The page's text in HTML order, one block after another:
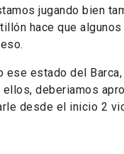
jugando bien
hace que
ese estado del
deberiamos
desde el inicio 2